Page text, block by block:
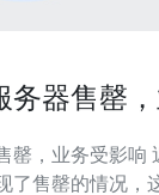
务器售罄
影响 近日，阿里云香港服
了售罄的情况，